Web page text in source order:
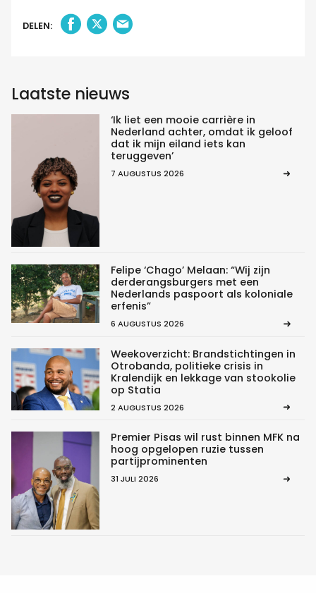
DELEN:
Laatste nieuws
‘Ik liet een mooie carrière in
Nederland achter, omdat ik geloof
dat ik mijn eiland iets kan
teruggeven’
7 AUGUSTUS 2026
Felipe ‘Chago’ Melaan: “Wij zijn
derderangsburgers met een
Nederlands paspoort als koloniale
erfenis”
6 AUGUSTUS 2026
Weekoverzicht: Brandstichtingen in
Otrobanda, politieke crisis in
Kralendijk en lekkage van stookolie
op Statia
2 AUGUSTUS 2026
Premier Pisas wil rust binnen MFK na
hoog opgelopen ruzie tussen
partijprominenten
31 JULI 2026